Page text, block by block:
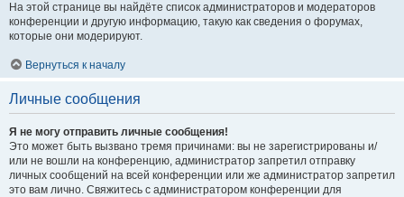
На этой странице вы найдёте список администраторов и модераторов
конференции и другую информацию, такую как сведения о форумах,
которые они модерируют.
Вернуться к началу
Личные сообщения
Я не могу отправить личные сообщения!
Это может быть вызвано тремя причинами: вы не зарегистрированы и/
или не вошли на конференцию, администратор запретил отправку
личных сообщений на всей конференции или же администратор запретил
это вам лично. Свяжитесь с администратором конференции для